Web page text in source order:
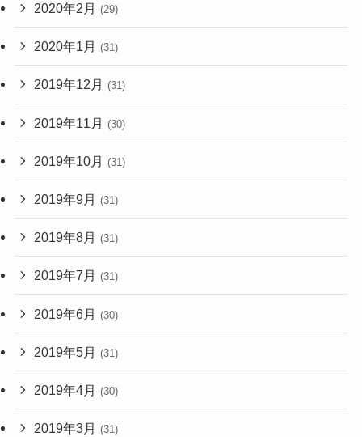
2020年2月 (29)
2020年1月 (31)
2019年12月 (31)
2019年11月 (30)
2019年10月 (31)
2019年9月 (31)
2019年8月 (31)
2019年7月 (31)
2019年6月 (30)
2019年5月 (31)
2019年4月 (30)
2019年3月 (31)